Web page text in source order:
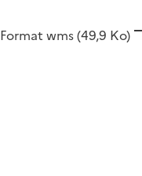
Format wms(49,9 Ko)